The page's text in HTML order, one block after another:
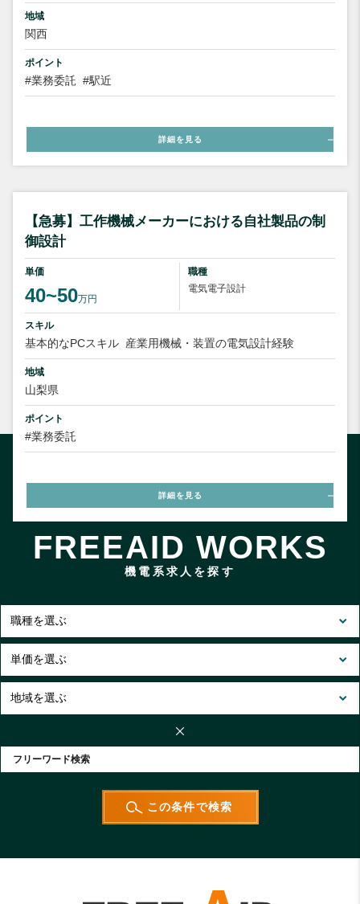
地域
関西
ポイント
#業務委託 #駅近
詳細を見る
【急募】工作機械メーカーにおける自社製品の制
御設計
単価
40~50万円
職種
電気電子設計
スキル
基本的なPCスキル 産業用機械・装置の電気設計経験
地域
山梨県
ポイント
#業務委託
詳細を見る
FREEAID WORKS
機電系求人を探す